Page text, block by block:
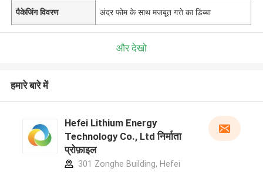
पैकेजिंग विवरण अंदर फोम के साथ मजबूत गत्ते का डिब्बा
और देखो
हमारे बारे में
Hefei Lithium Energy
Technology Co., Ltd निर्माता
प्रोफ़ाइल
301 Zonghe Building, Hefei